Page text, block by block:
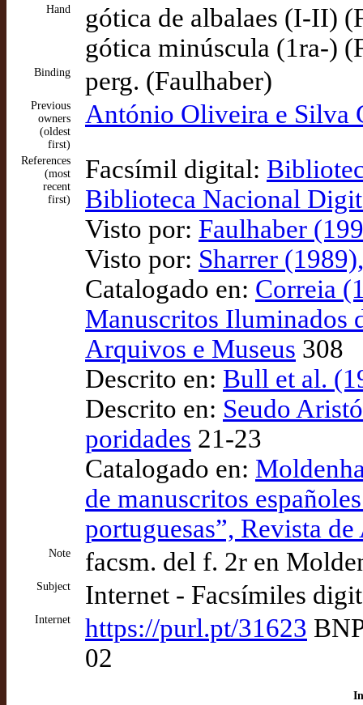
Hand
gótica de albalaes (I-II)
gótica minúscula (1ra-)
Binding perg. (Faulhaber)
Previous
owners
(oldest
first)
António Oliveira e Silva
References
(most
recent
first)
Facsímil digital:
Biblioteca Nacional
Visto por: Faulhaber
Visto por: Sharrer
Catalogado en: Correia
Manuscritos Iluminados
Arquivos e Museus 308
Descrito en: Bull et al.
Descrito en: Seudo
poridades 21-23
Catalogado en:
de manuscritos
portuguesas”, Revista
Note facsm. del f. 2r en
Subject Internet - Facsímiles
Internet https://purl.pt/31623
02